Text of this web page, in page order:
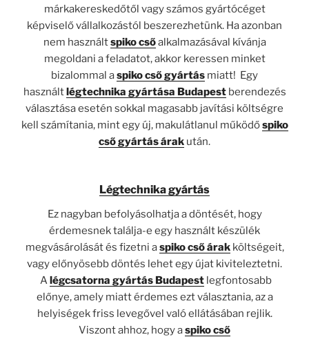
márkakereskedőtől vagy számos gyártócéget
képviselő vállalkozástól beszerezhetünk. Ha azonban
nem használtspiko csőalkalmazásával kívánja
megoldani a feladatot, akkor keressen minket
bizalommal aspiko cső gyártás miatt! Egy
használtlégtechnika gyártása Budapestberendezés
választása esetén sokkal magasabb javítási költségre
kell számítania, mint egy új, makulátlanul működőspiko
cső gyártás árak után.
Légtechnika gyártás
Ez nagyban befolyásolhatja a döntését, hogy
érdemesnek találja-e egy használt készülék
megvásárolását és fizetni aspiko cső árakköltségeit,
vagy előnyösebb döntés lehet egy újat kiviteleztetni.
Alégcsatorna gyártás Budapestlegfontosabb
előnye, amely miatt érdemes ezt választania, az a
helyiségek friss levegővel való ellátásában rejlik.
Viszont ahhoz, hogy aspiko cső